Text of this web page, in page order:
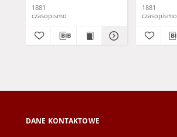
1881
czasopismo
1881
czasopismo
DANE KONTAKTOWE